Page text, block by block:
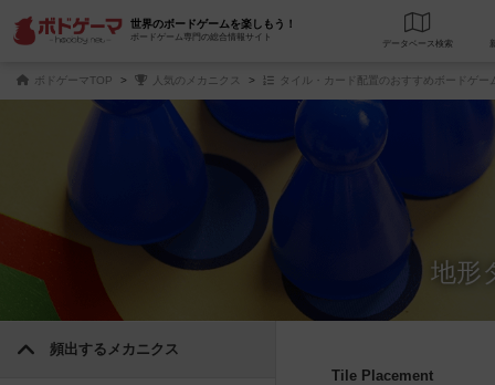
世界のボードゲームを楽しもう！
ボードゲーム専門の総合情報サイト
データベース
ボドゲーマTOP 人気のメカニクス タイル・カード配置のおすすめボードゲー
地形
頻出するメカニクス
Tile Placement